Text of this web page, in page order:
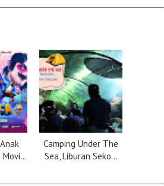
Camping Under The
Sea, Liburan Seko...